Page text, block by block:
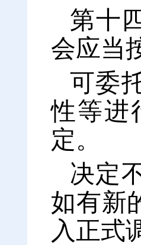
第十
会应当
可委
性等进
定。
决定
如有新
入正式